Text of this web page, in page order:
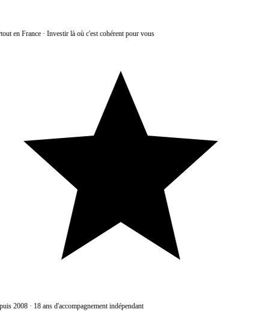
en France· Investir là où c'est cohérent pour vous
2008· 18 ans d'accompagnement indépendant